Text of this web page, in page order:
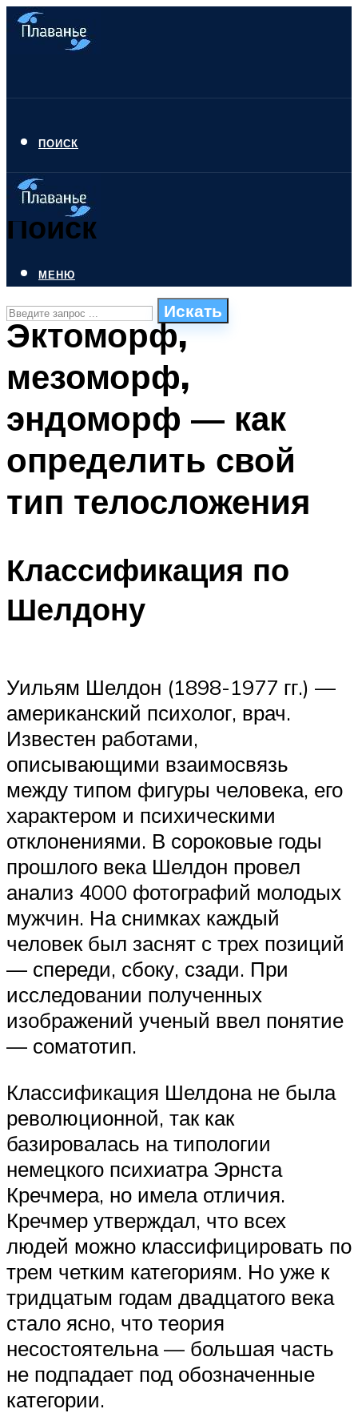
ПОИСК
Поиск
Искать
СТИЛИ ПЛАВАНЬЯ
ПЛАВАНЬЕ ДЛЯ ДЕТЕЙ
БАССЕЙН ДЛЯ ДОМА
МЕНЮ
МЕНЮ
Эктоморф,
мезоморф,
эндоморф — как
определить свой
тип телосложения
Классификация по
Шелдону
Уильям Шелдон (1898-1977 гг.) —
американский психолог, врач.
Известен работами,
описывающими взаимосвязь
между типом фигуры человека, его
характером и психическими
отклонениями. В сороковые годы
прошлого века Шелдон провел
анализ 4000 фотографий молодых
мужчин. На снимках каждый
человек был заснят с трех позиций
— спереди, сбоку, сзади. При
исследовании полученных
изображений ученый ввел понятие
— соматотип.
Классификация Шелдона не была
революционной, так как
базировалась на типологии
немецкого психиатра Эрнста
Кречмера, но имела отличия.
Кречмер утверждал, что всех
людей можно классифицировать по
трем четким категориям. Но уже к
тридцатым годам двадцатого века
стало ясно, что теория
несостоятельна — большая часть
не подпадает под обозначенные
категории.